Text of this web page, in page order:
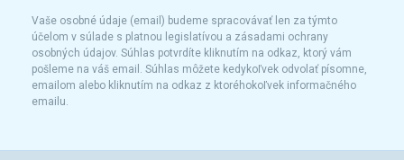
Vaše osobné údaje (email) budeme spracovávať len za týmto
účelom v súlade s platnou legislatívou a zásadami ochrany
osobných údajov. Súhlas potvrdíte kliknutím na odkaz, ktorý vám
pošleme na váš email. Súhlas môžete kedykoľvek odvolať písomne,
emailom alebo kliknutím na odkaz z ktoréhokoľvek informačného
emailu.